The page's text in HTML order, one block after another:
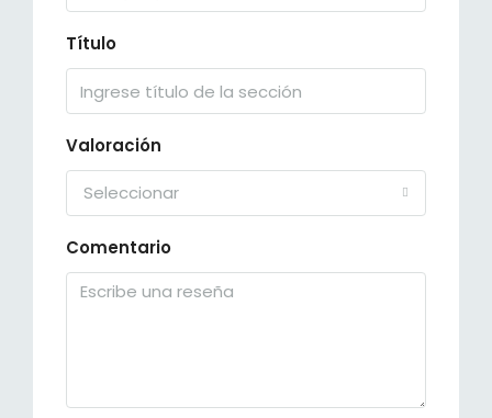
Título
Valoración
Seleccionar
Comentario